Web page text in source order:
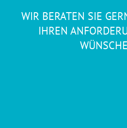
WIR BERATEN SIE
IHREN